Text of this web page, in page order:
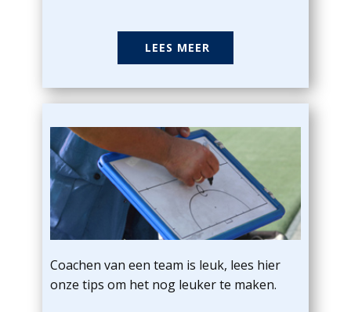
LEES MEER
Coachen van een team is leuk, lees hier
onze tips om het nog leuker te maken.